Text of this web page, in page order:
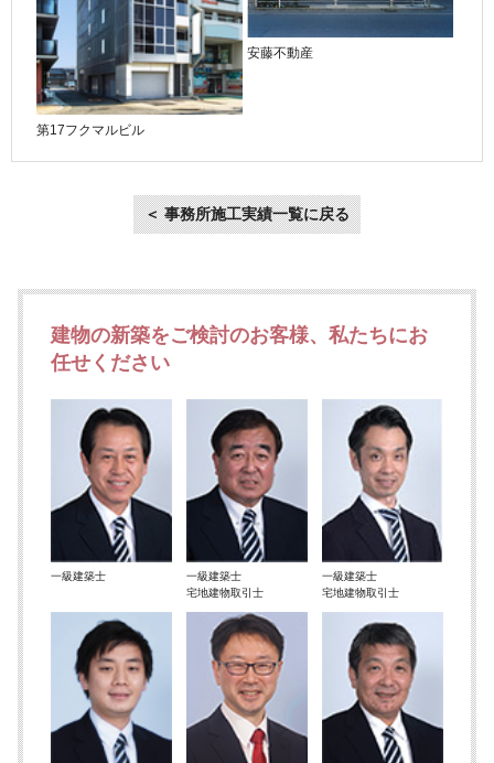
第17フクマルビル
安藤不動産
＜ 事務所施工実績一覧に戻る
建物の新築をご検討のお客様、私たちにお
任せください
一級建築士
一級建築士
宅地建物取引士
一級建築士
宅地建物取引士